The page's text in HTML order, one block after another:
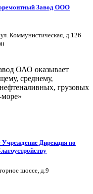
Завод ООО
ул. Коммунистическая, д.126
ОАО оказывает
среднему,
грузовых
море»
Дирекция по
шоссе, д.9